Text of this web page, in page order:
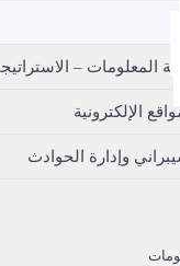
المعلومات –
الإلكترونية
وإدارة الحوادث